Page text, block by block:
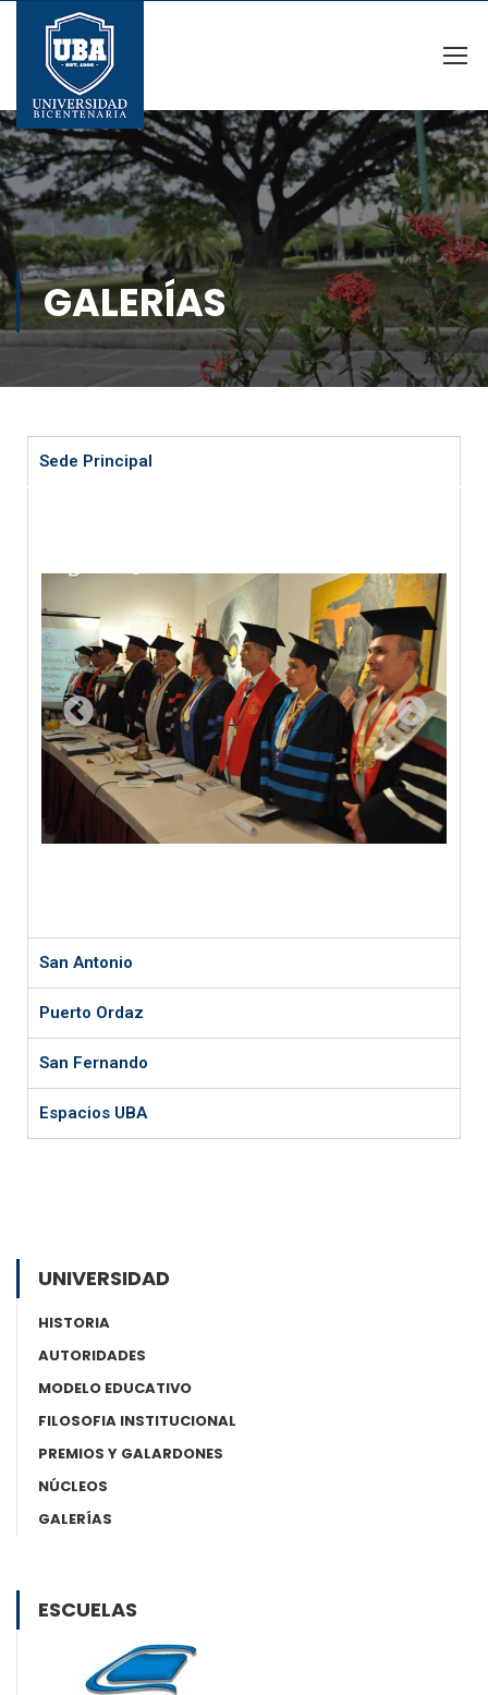
GALERÍAS
Sede Principal
San Antonio
Puerto Ordaz
San Fernando
Espacios UBA
UNIVERSIDAD
HISTORIA
AUTORIDADES
MODELO EDUCATIVO
FILOSOFIA INSTITUCIONAL
PREMIOS Y GALARDONES
NÚCLEOS
GALERÍAS
ESCUELAS